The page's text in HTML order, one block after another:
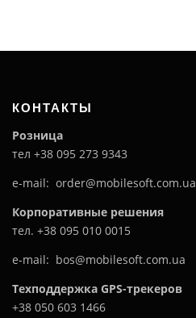
КОНТАКТЫ
Розница
тел +38 095 273 9343
e-mail: order@mobilesoft.com.ua
Корпоративные решения
тел. +38 095 010 0015
e-mail: bos@mobilesoft.com.ua
Техподдержка GPS-трекеров
+38 050 603 1466